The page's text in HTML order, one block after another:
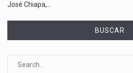
José Chiapa,…
BUSCAR